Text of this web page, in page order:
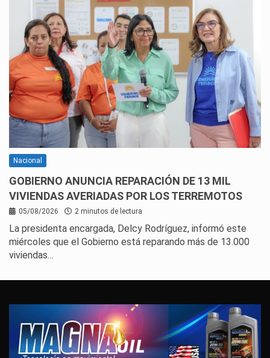
Nacional
GOBIERNO ANUNCIA REPARACIÓN DE 13 MIL
VIVIENDAS AVERIADAS POR LOS TERREMOTOS
05/08/2026 2 minutos de lectura
La presidenta encargada, Delcy Rodríguez, informó este
miércoles que el Gobierno está reparando más de 13.000
viviendas…